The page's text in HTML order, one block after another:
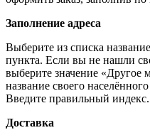
Заполнение адреса
Выберите из списка
пункта. Если вы не нашли
выберите значение
название своего
Введите правильный индекс.
Доставка